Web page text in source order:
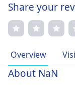
Share your
Overview
About NaN